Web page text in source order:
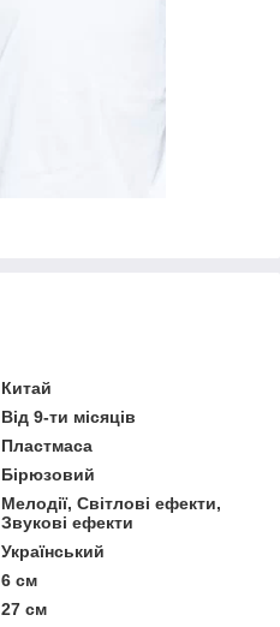
Китай
Від 9-ти місяців
Пластмаса
Бірюзовий
Мелодії, Світлові ефекти,
Звукові ефекти
Український
6 см
27 см